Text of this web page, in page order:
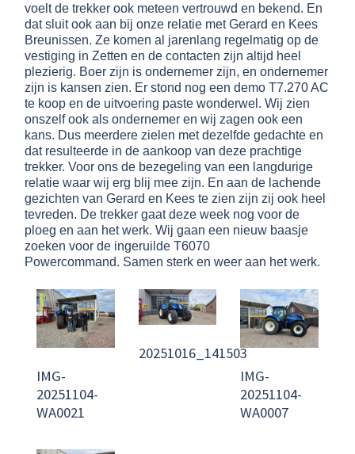
voelt de trekker ook meteen vertrouwd en bekend. En
dat sluit ook aan bij onze relatie met Gerard en Kees
Breunissen. Ze komen al jarenlang regelmatig op de
vestiging in Zetten en de contacten zijn altijd heel
plezierig. Boer zijn is ondernemer zijn, en ondernemer
zijn is kansen zien. Er stond nog een demo T7.270 AC
te koop en de uitvoering paste wonderwel. Wij zien
onszelf ook als ondernemer en wij zagen ook een
kans. Dus meerdere zielen met dezelfde gedachte en
dat resulteerde in de aankoop van deze prachtige
trekker.Voor ons de bezegeling van een langdurige
relatie waar wij erg blij mee zijn. En aan de lachende
gezichten van Gerard en Kees te zien zijn zij ook heel
tevreden. De trekker gaat deze week nog voor de
ploeg en aan het werk. Wij gaan een nieuw baasje
zoeken voor de ingeruilde T6070
Powercommand. Samen sterk en weer aan het werk.
IMG-
20251104-
WA0021
20251016_141503
IMG-
20251104-
WA0007